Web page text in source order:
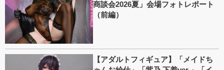
商談会2026夏」会場フォトレポート
（前編）
【アダルトフィギュア】「メイドち